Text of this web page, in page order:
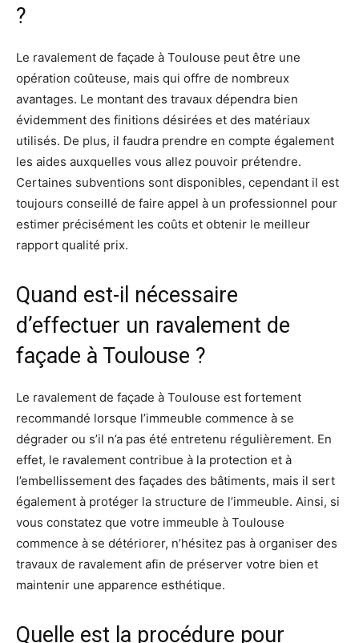
?
Le ravalement de façade à Toulouse peut être une
opération coûteuse, mais qui offre de nombreux
avantages. Le montant des travaux dépendra bien
évidemment des finitions désirées et des matériaux
utilisés. De plus, il faudra prendre en compte également
les aides auxquelles vous allez pouvoir prétendre.
Certaines subventions sont disponibles, cependant il est
toujours conseillé de faire appel à un professionnel pour
estimer précisément les coûts et obtenir le meilleur
rapport qualité prix.
Quand est-il nécessaire
d’effectuer un ravalement de
façade à Toulouse ?
Le ravalement de façade à Toulouse est fortement
recommandé lorsque l’immeuble commence à se
dégrader ou s’il n’a pas été entretenu régulièrement. En
effet, le ravalement contribue à la protection et à
l’embellissement des façades des bâtiments, mais il sert
également à protéger la structure de l’immeuble. Ainsi, si
vous constatez que votre immeuble à Toulouse
commence à se détériorer, n’hésitez pas à organiser des
travaux de ravalement afin de préserver votre bien et
maintenir une apparence esthétique.
Quelle est la procédure pour